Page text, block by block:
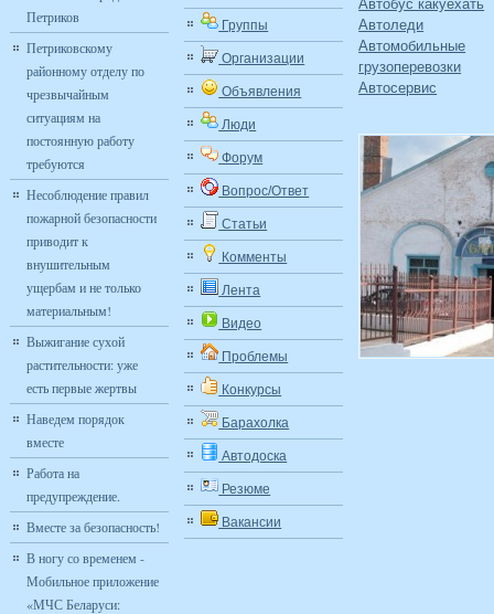
Петриков
Петриковскому
районному отделу по
чрезвычайным
ситуациям на
постоянную работу
требуются
Несоблюдение правил
пожарной безопасности
приводит к
внушительным
ущербам и не только
материальным!
Выжигание сухой
растительности: уже
есть первые жертвы
Наведем порядок
вместе
Работа на
предупреждение.
Вместе за безопасность!
В ногу со временем -
Мобильное приложение
«МЧС Беларуси:
Группы
Организации
Объявления
Люди
Форум
Вопрос/Ответ
Статьи
Комменты
Лента
Видео
Проблемы
Конкурсы
Барахолка
Автодоска
Резюме
Вакансии
Автобус какуехать
Автоледи
Автомобильные
грузоперевозки
Автосервис